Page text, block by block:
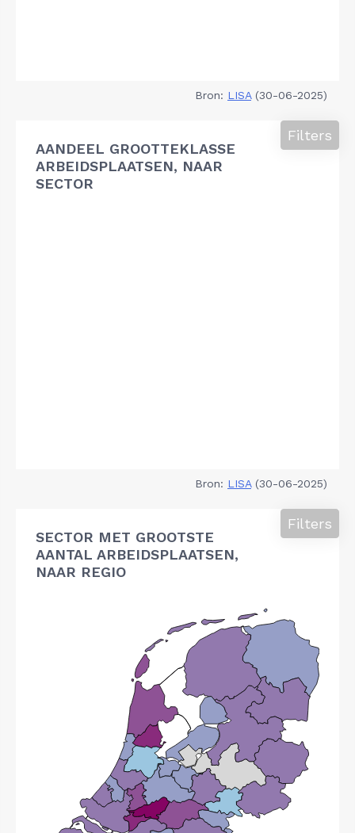
Bron: LISA(30-06-2025)
AANDEEL GROOTTEKLASSE
ARBEIDSPLAATSEN, NAAR
SECTOR
Filters
Bron: LISA(30-06-2025)
SECTOR MET GROOTSTE
AANTAL ARBEIDSPLAATSEN,
NAAR REGIO
Filters